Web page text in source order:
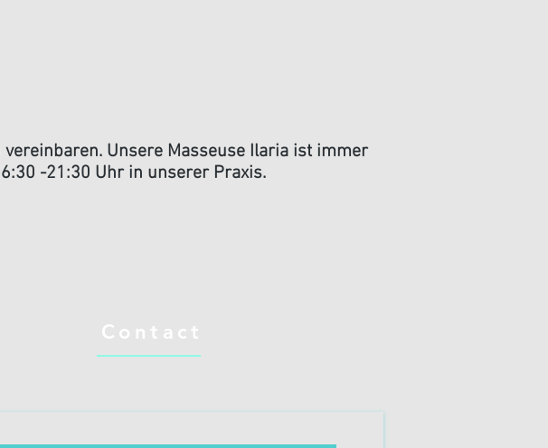
Unsere Masseuse Ilaria ist immer
-21:30 Uhr in unserer Praxis.
Contact